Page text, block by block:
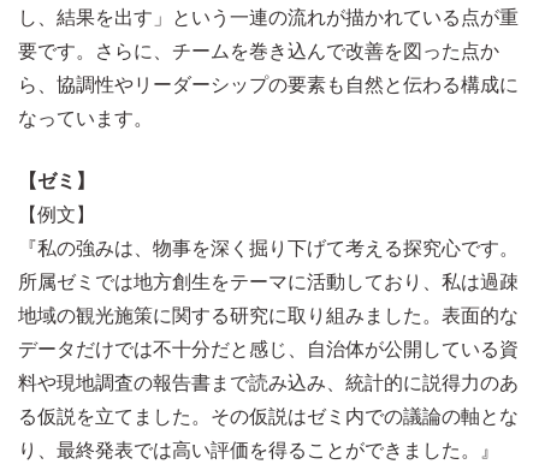
し、結果を出す」という一連の流れが描かれている点が重
要です。さらに、チームを巻き込んで改善を図った点か
ら、協調性やリーダーシップの要素も自然と伝わる構成に
なっています。
【ゼミ】
【例文】
『私の強みは、物事を深く掘り下げて考える探究心です。
所属ゼミでは地方創生をテーマに活動しており、私は過疎
地域の観光施策に関する研究に取り組みました。表面的な
データだけでは不十分だと感じ、自治体が公開している資
料や現地調査の報告書まで読み込み、統計的に説得力のあ
る仮説を立てました。その仮説はゼミ内での議論の軸とな
り、最終発表では高い評価を得ることができました。』